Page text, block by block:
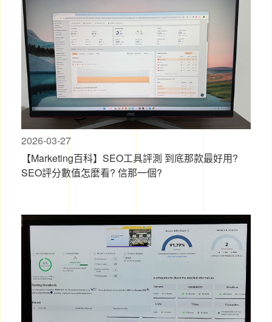
2026-03-27
【Marketing百科】SEO工具評測 到底那款最好用?
SEO評分數值怎麼看? 信那一個?